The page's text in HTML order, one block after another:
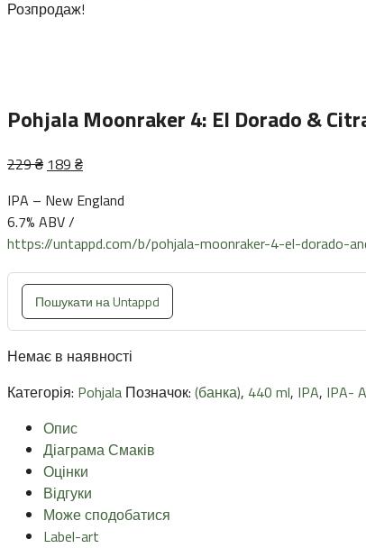
Розпродаж!
Pohjala Moonraker 4: El Dorado &
229₴ Оригінальна
229 ₴.
189 ₴Поточна
189 ₴.
IPA – New England
6.7% ABV /
https://untappd.com/b/pohjala-moonraker-4-el-dorado-
Пошукати на Untappd
Немає в наявності
Категорія: Pohjala Позначок: (банка), 440 ml, IPA, IPA-
Опис
Діаграма Смаків
Оцінки
Відгуки
Може сподобатися
Label-art